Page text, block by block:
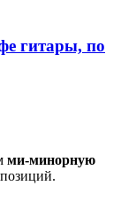
гитары, по
ми-минорную